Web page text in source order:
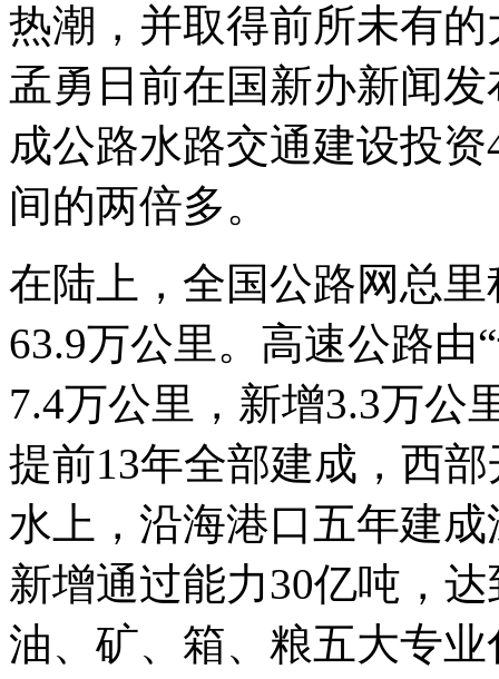
热潮，并取得前所未有
孟勇日前在国新办新闻
成公路水路交通建设投
间的两倍多。
在陆上，全国公路网总
63.9万公里。高速公路由
7.4万公里，新增3.3万公
提前13年全部建成，西
水上，沿海港口五年建
新增通过能力30亿吨，
油、矿、箱、粮五大专